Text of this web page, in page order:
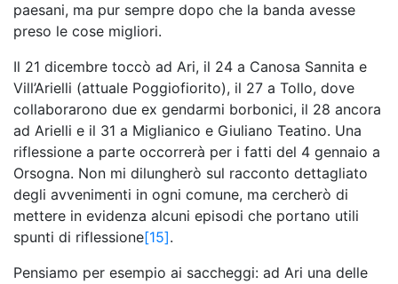
paesani, ma pur sempre dopo che la banda avesse
preso le cose migliori.
Il 21 dicembre toccò ad Ari, il 24 a Canosa Sannita e
Vill’Arielli (attuale Poggiofiorito), il 27 a Tollo, dove
collaborarono due ex gendarmi borbonici, il 28 ancora
ad Arielli e il 31 a Miglianico e Giuliano Teatino. Una
riflessione a parte occorrerà per i fatti del 4 gennaio a
Orsogna. Non mi dilungherò sul racconto dettagliato
degli avvenimenti in ogni comune, ma cercherò di
mettere in evidenza alcuni episodi che portano utili
spunti di riflessione[15].
Pensiamo per esempio ai saccheggi: ad Ari una delle